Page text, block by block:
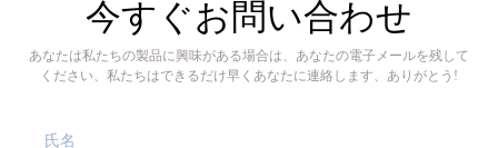
今すぐお問い合わせ
あなたは私たちの製品に興味がある場合は、あなたの電子メールを残して
ください、私たちはできるだけ早くあなたに連絡します、ありがとう!